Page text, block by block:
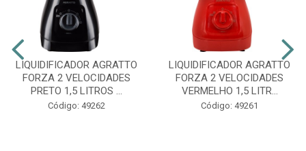
LIQUIDIFICADOR AGRATTO
FORZA 2 VELOCIDADES
PRETO 1,5 LITROS ...
Código: 49262
LIQUIDIFICADOR AGRATTO
FORZA 2 VELOCIDADES
VERMELHO 1,5 LITR...
Código: 49261